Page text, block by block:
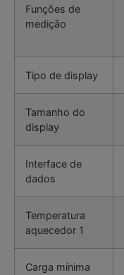
Funções de
medição
Tipo de display
Tamanho do
display
Interface de
dados
Temperatura
aquecedor 1
Carga mínima